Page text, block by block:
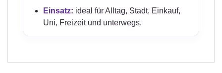
Einsatz: ideal für Alltag, Stadt, Einkauf,
Uni, Freizeit und unterwegs.